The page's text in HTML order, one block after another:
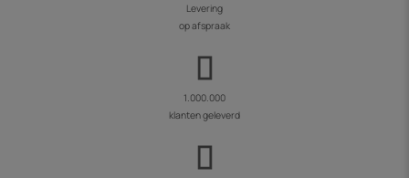
Levering
op afspraak
1.000.000
klanten geleverd